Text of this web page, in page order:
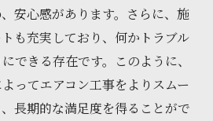
安心感があります。さらに、施
も充実しており、何かトラブル
できる存在です。このように、
ってエアコン工事をよりスムー
長期的な満足度を得ることがで